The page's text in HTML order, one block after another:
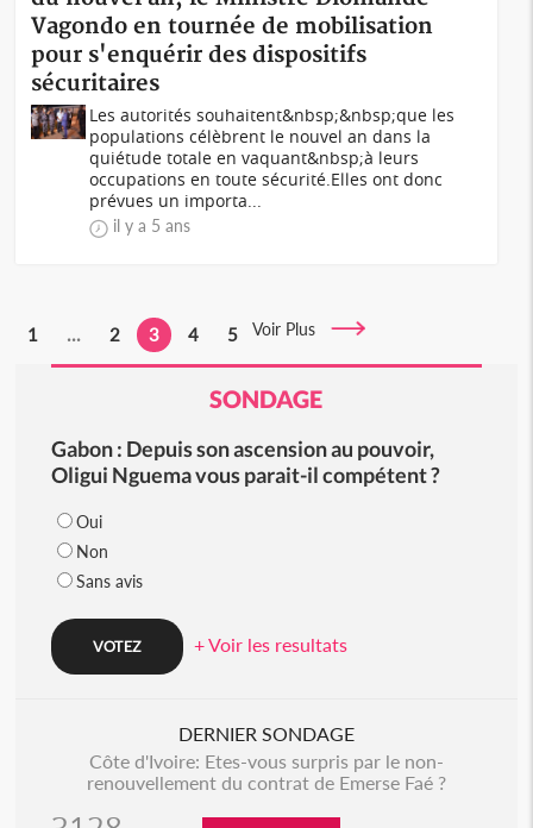
Vagondo en tournée de mobilisation
pour s'enquérir des dispositifs
sécuritaires
Les autorités souhaitent&nbsp;&nbsp;que les
populations célèbrent le nouvel an dans la
quiétude totale en vaquant&nbsp;à leurs
occupations en toute sécurité.Elles ont donc
prévues un importa...
il y a 5 ans
1 ... 2 3 4 5 Voir Plus
SONDAGE
Gabon : Depuis son ascension au pouvoir,
Oligui Nguema vous parait-il compétent ?
Oui
Non
Sans avis
+ Voir les resultats
DERNIER SONDAGE
Côte d'Ivoire: Etes-vous surpris par le non-
renouvellement du contrat de Emerse Faé ?